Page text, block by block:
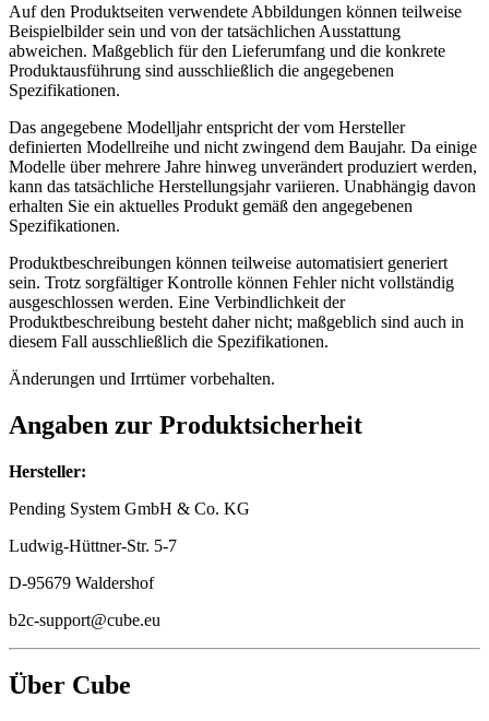
Auf den Produktseiten verwendete Abbildungen können teilweise
Beispielbilder sein und von der tatsächlichen Ausstattung
abweichen. Maßgeblich für den Lieferumfang und die konkrete
Produktausführung sind ausschließlich die angegebenen
Spezifikationen.
Das angegebene Modelljahr entspricht der vom Hersteller
definierten Modellreihe und nicht zwingend dem Baujahr. Da einige
Modelle über mehrere Jahre hinweg unverändert produziert werden,
kann das tatsächliche Herstellungsjahr variieren. Unabhängig davon
erhalten Sie ein aktuelles Produkt gemäß den angegebenen
Spezifikationen.
Produktbeschreibungen können teilweise automatisiert generiert
sein. Trotz sorgfältiger Kontrolle können Fehler nicht vollständig
ausgeschlossen werden. Eine Verbindlichkeit der
Produktbeschreibung besteht daher nicht; maßgeblich sind auch in
diesem Fall ausschließlich die Spezifikationen.
Änderungen und Irrtümer vorbehalten.
Angaben zur Produktsicherheit
Hersteller:
Pending System GmbH & Co. KG
Ludwig-Hüttner-Str. 5-7
D-95679 Waldershof
b2c-support@cube.eu
Über Cube